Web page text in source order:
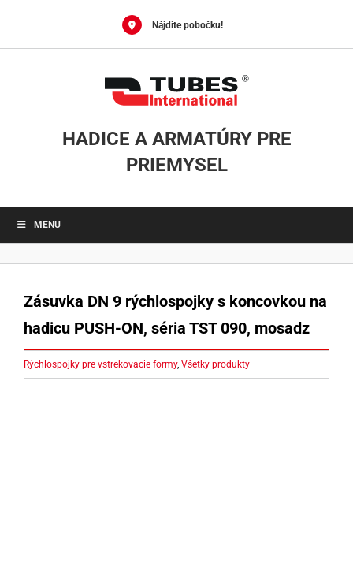
Nájdite pobočku!
HADICE A ARMATÚRY PRE
PRIEMYSEL
MENU
Zásuvka DN 9 rýchlospojky s koncovkou na
hadicu PUSH-ON, séria TST 090, mosadz
Rýchlospojky pre vstrekovacie formy, Všetky produkty